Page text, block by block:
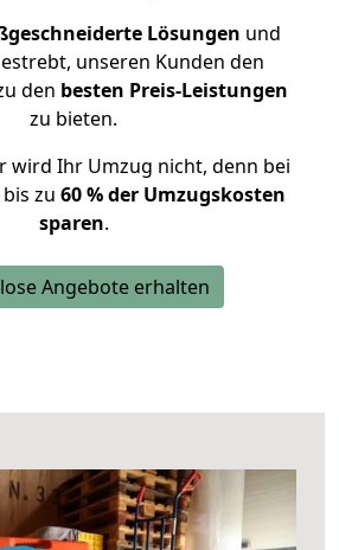
Lösungen und
unseren Kunden den
den besten Preis-Leistungen
zu bieten.
wird Ihr Umzug nicht, denn bei
zu 60 % der Umzugskosten
sparen.
Angebote erhalten